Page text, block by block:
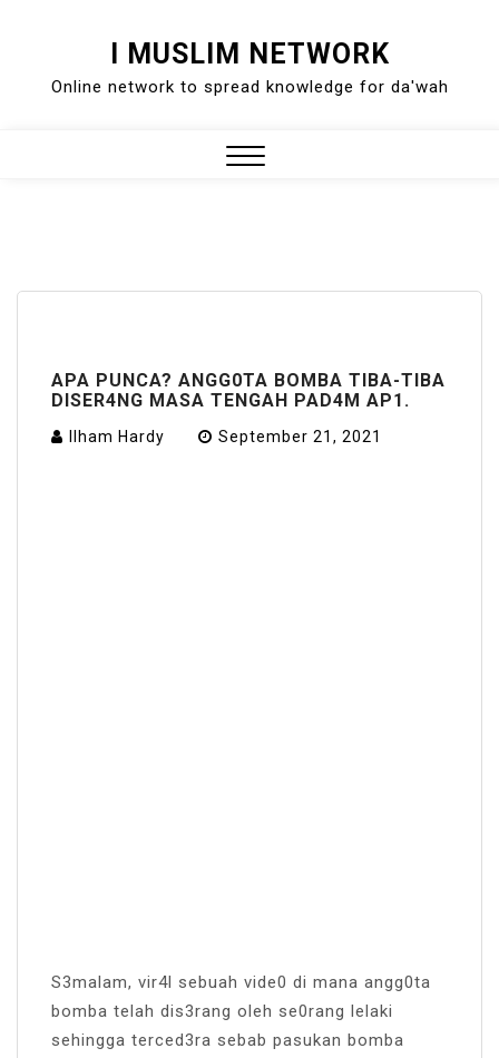
content
I MUSLIM NETWORK
Online network to spread knowledge for da'wah
APA PUNCA? ANGG0TA BOMBA TIBA-TIBA
DISER4NG MASA TENGAH PAD4M AP1.
Ilham Hardy September 21, 2021
S3malam, vir4l sebuah vide0 di mana angg0ta
bomba telah dis3rang oleh se0rang lelaki
sehingga terced3ra sebab pasukan bomba